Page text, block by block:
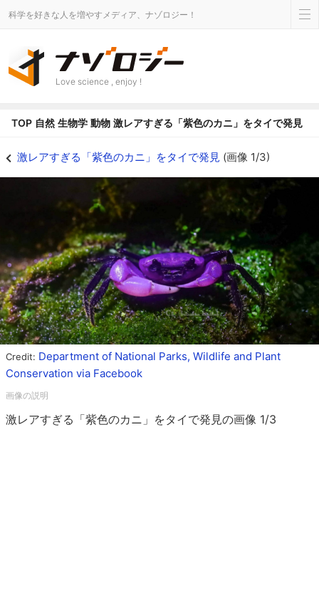
科学を好きな人を増やすメディア、ナゾロジー！
Love science , enjoy !
TOP 自然 生物学 動物 激レアすぎる「紫色のカニ」をタイで発見
激レアすぎる「紫色のカニ」をタイで発見 (画像 1/3)
Credit: Department of National Parks, Wildlife and Plant
Conservation via Facebook
激レアすぎる「紫色のカニ」をタイで発見の画像 1/3